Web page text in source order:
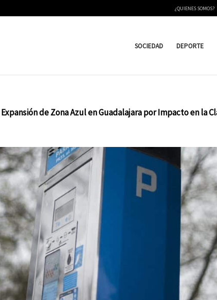
¿QUIENES SOMOS?
SOCIEDAD DEPORTE
Expansión de Zona Azul en Guadalajara por Impacto en la